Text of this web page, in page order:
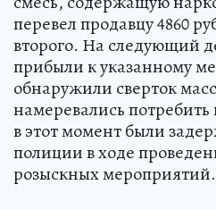
перевел продавцу 4860
второго. На следующий
прибыли к указанному
обнаружили сверток
намеревались
в этот момент были
полиции в ходе
розыскных мероприятий.